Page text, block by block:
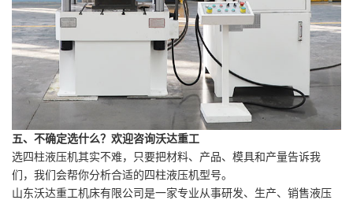
五、不确定选什么？欢迎咨询沃达重工
选四柱液压机其实不难，只要把材料、产品、模具和产量告诉我
们，我们会帮你分析合适的四柱液压机型号。
山东沃达重工机床有限公司是一家专业从事研发、生产、销售液压